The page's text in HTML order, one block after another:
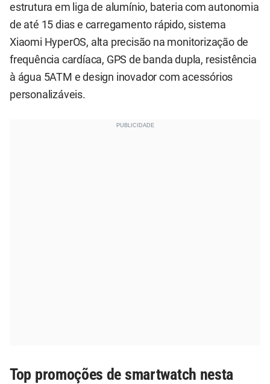
estrutura em liga de alumínio, bateria com autonomia
de até 15 dias e carregamento rápido, sistema
Xiaomi HyperOS, alta precisão na monitorização de
frequência cardíaca, GPS de banda dupla, resistência
à água 5ATM e design inovador com acessórios
personalizáveis.
Top promoções de smartwatch nesta